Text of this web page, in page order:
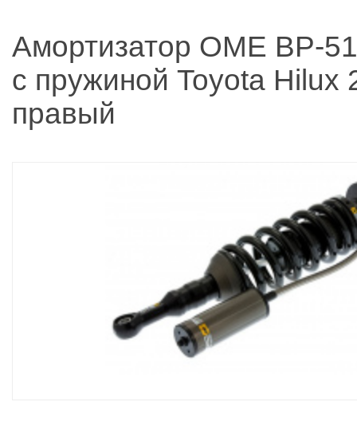
Амортизатор OME BP-
с пружиной Toyota Hilux
правый